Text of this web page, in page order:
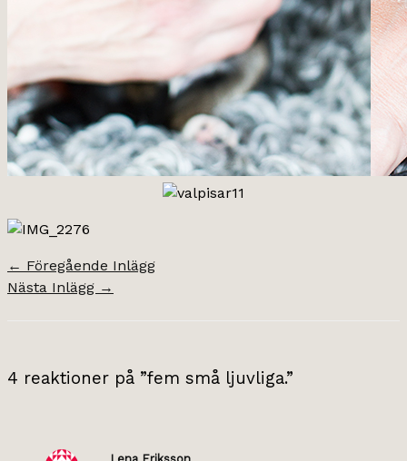
← Föregående Inlägg
Nästa Inlägg →
4 reaktioner på ”fem små ljuvliga.”